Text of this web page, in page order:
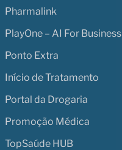
Pharmalink
PlayOne – AI For Business
Ponto Extra
Início de Tratamento
Portal da Drogaria
Promoção Médica
TopSaúde HUB